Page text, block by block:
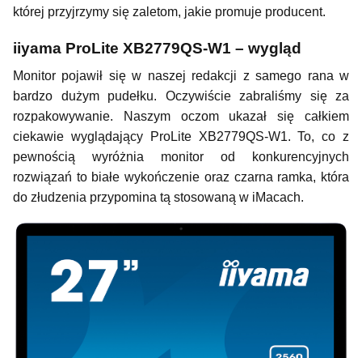
której przyjrzymy się zaletom, jakie promuje producent.
iiyama ProLite XB2779QS-W1 – wygląd
Monitor pojawił się w naszej redakcji z samego rana w
bardzo dużym pudełku. Oczywiście zabraliśmy się za
rozpakowywanie. Naszym oczom ukazał się całkiem
ciekawie wyglądający ProLite XB2779QS-W1. To, co z
pewnością wyróżnia monitor od konkurencyjnych
rozwiązań to białe wykończenie oraz czarna ramka, która
do złudzenia przypomina tą stosowaną w iMacach.